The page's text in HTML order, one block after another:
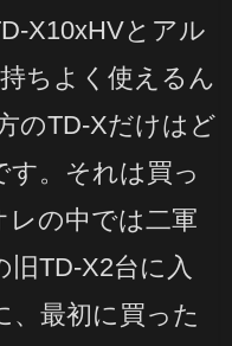
X10xHVとアル
ちよく使えるん
のTD-Xだけはど
す。それは買っ
レの中では二軍
旧TD-X2台に入
最初に買った